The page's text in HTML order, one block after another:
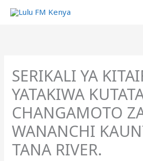
Skip
SERIKALI YA
YATAKIWA
CHANGAMOTO
WANANCHI
TANA RIVER.